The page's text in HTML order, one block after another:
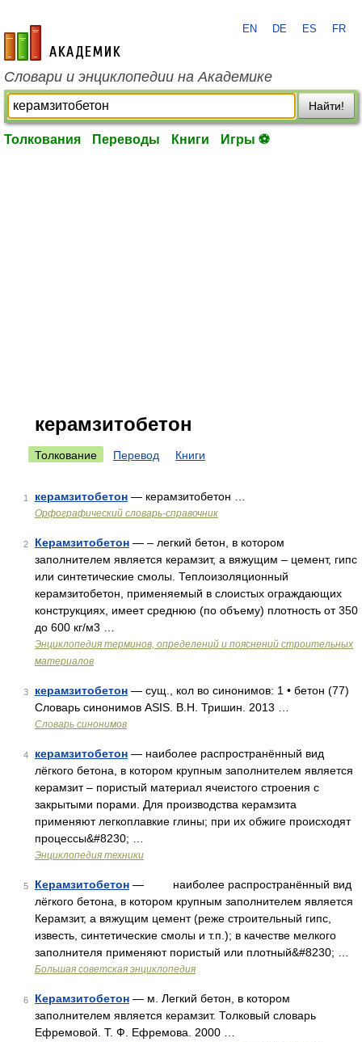
academic.ru
EN DE ES FR
Словари и энциклопедии на Академике
Найти!
Толкования Переводы Книги Игры ⚽
керамзитобетон
Толкование Перевод Книги
1 керамзитобетон — керамзитобетон …
Орфографический словарь-справочник
2 Керамзитобетон — – легкий бетон, в котором
заполнителем является керамзит, а вяжущим – цемент, гипс
или синтетические смолы. Теплоизоляционный
керамзитобетон, применяемый в слоистых ограждающих
конструкциях, имеет среднюю (по объему) плотность от 350
до 600 кг/м3 …
Энциклопедия терминов, определений и пояснений строительных
материалов
3 керамзитобетон — сущ., кол во синонимов: 1 • бетон (77)
Словарь синонимов ASIS. В.Н. Тришин. 2013 …
Словарь синонимов
4 керамзитобетон — наиболее распространённый вид
лёгкого бетона, в котором крупным заполнителем является
керамзит – пористый материал ячеистого строения с
закрытыми порами. Для производства керамзита
применяют легкоплавкие глины; при их обжиге происходят
процессы&#8230; …
Энциклопедия техники
5 Керамзитобетон — наиболее распространённый вид
лёгкого бетона, в котором крупным заполнителем является
Керамзит, а вяжущим цемент (реже строительный гипс,
известь, синтетические смолы и т.п.); в качестве мелкого
заполнителя применяют пористый или плотный&#8230; …
Большая советская энциклопедия
6 Керамзитобетон — м. Легкий бетон, в котором
заполнителем является керамзит. Толковый словарь
Ефремовой. Т. Ф. Ефремова. 2000 …